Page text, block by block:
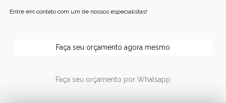
Entre em contato com um de nossos especialistas!
Faça seu orçamento agora mesmo
Faça seu orçamento por Whatsapp